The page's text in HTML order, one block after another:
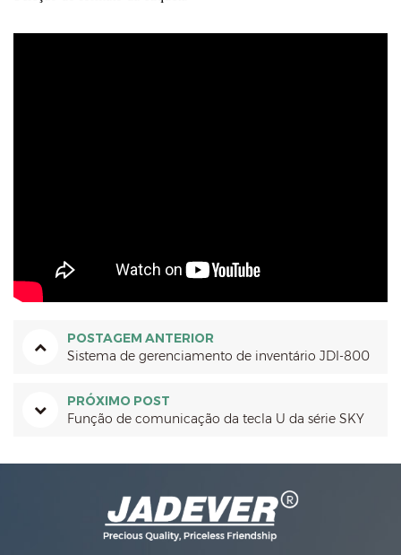
POSTAGEM ANTERIOR
Sistema de gerenciamento de inventário JDI-800
PRÓXIMO POST
Função de comunicação da tecla U da série SKY